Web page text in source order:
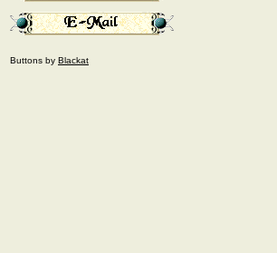
Buttons by Blackat